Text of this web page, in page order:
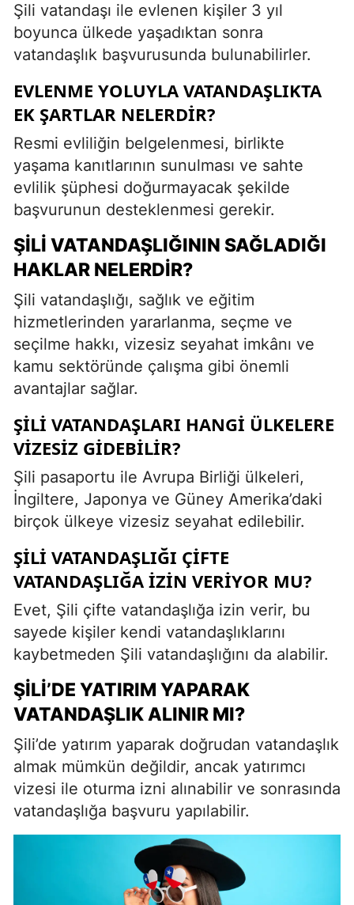
Şili vatandaşı ile evlenen kişiler 3 yıl
boyunca ülkede yaşadıktan sonra
vatandaşlık başvurusunda bulunabilirler.
EVLENME YOLUYLA VATANDAŞLIKTA
EK ŞARTLAR NELERDIR?
Resmi evliliğin belgelenmesi, birlikte
yaşama kanıtlarının sunulması ve sahte
evlilik şüphesi doğurmayacak şekilde
başvurunun desteklenmesi gerekir.
ŞILI VATANDAŞLIĞININ SAĞLADIĞI
HAKLAR NELERDIR?
Şili vatandaşlığı, sağlık ve eğitim
hizmetlerinden yararlanma, seçme ve
seçilme hakkı, vizesiz seyahat imkânı ve
kamu sektöründe çalışma gibi önemli
avantajlar sağlar.
ŞILI VATANDAŞLARI HANGI ÜLKELERE
VIZESIZ GIDEBILIR?
Şili pasaportu ile Avrupa Birliği ülkeleri,
İngiltere, Japonya ve Güney Amerika’daki
birçok ülkeye vizesiz seyahat edilebilir.
ŞILI VATANDAŞLIĞI ÇIFTE
VATANDAŞLIĞA İZIN VERIYOR MU?
Evet, Şili çifte vatandaşlığa izin verir, bu
sayede kişiler kendi vatandaşlıklarını
kaybetmeden Şili vatandaşlığını da alabilir.
ŞILI’DE YATIRIM YAPARAK
VATANDAŞLIK ALINIR MI?
Şili’de yatırım yaparak doğrudan vatandaşlık
almak mümkün değildir, ancak yatırımcı
vizesi ile oturma izni alınabilir ve sonrasında
vatandaşlığa başvuru yapılabilir.